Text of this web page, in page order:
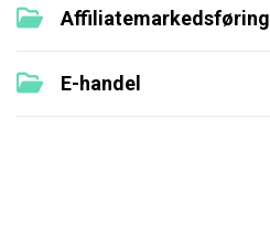
Affiliatemarkedsføring
E-handel